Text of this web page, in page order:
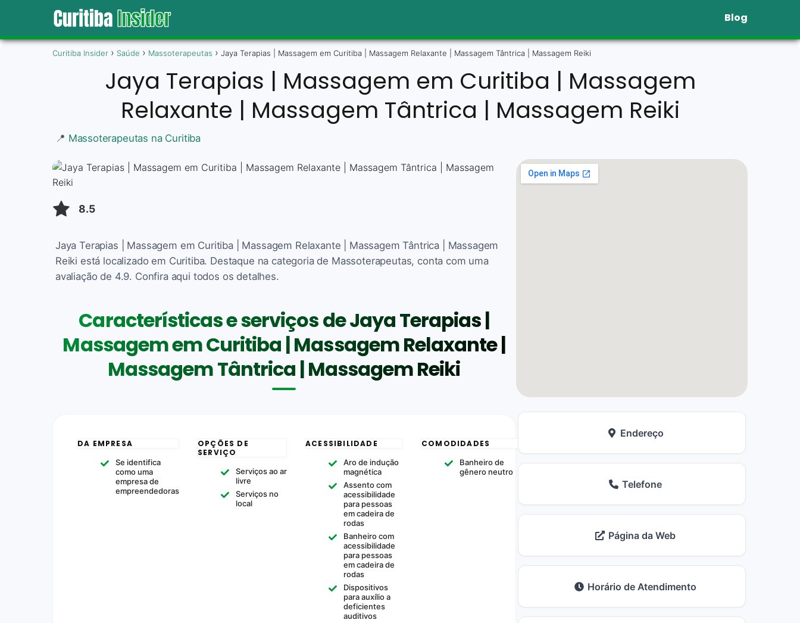
Blog
Curitiba Insider Saúde Massoterapeutas Jaya Terapias | Massagem em Curitiba | Massagem Relaxante | Massagem Tântrica | Massagem Reiki
Jaya Terapias | Massagem em Curitiba | Massagem
Relaxante | Massagem Tântrica | Massagem Reiki
📍 Massoterapeutas na Curitiba
8.5
Jaya Terapias | Massagem em Curitiba | Massagem Relaxante | Massagem Tântrica | Massagem
Reiki está localizado em Curitiba. Destaque na categoria de Massoterapeutas, conta com uma
avaliação de 4.9. Confira aqui todos os detalhes.
Características e serviços de Jaya Terapias |
Massagem em Curitiba | Massagem Relaxante |
Massagem Tântrica | Massagem Reiki
DA EMPRESA
Se identifica
como uma
empresa de
empreendedoras
OPÇÕES DE
SERVIÇO
Serviços ao ar
livre
Serviços no
local
ACESSIBILIDADE
Aro de indução
magnética
Assento com
acessibilidade
para pessoas
em cadeira de
rodas
Banheiro com
acessibilidade
para pessoas
em cadeira de
rodas
Dispositivos
para auxílio a
deficientes
auditivos
COMODIDADES
Banheiro de
gênero neutro
Endereço
Telefone
Página da Web
Horário de Atendimento